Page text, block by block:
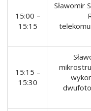
15:00 –
15:15
Sławomir
15:15 –
15:30